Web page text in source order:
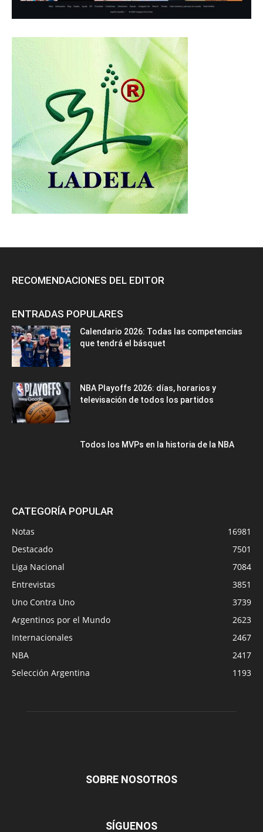
RECOMENDACIONES DEL EDITOR
ENTRADAS POPULARES
Calendario 2026: Todas las competencias
que tendrá el básquet
NBA Playoffs 2026: días, horarios y
televisación de todos los partidos
Todos los MVPs en la historia de la NBA
CATEGORÍA POPULAR
Notas
16981
Destacado
7501
Liga Nacional
7084
Entrevistas
3851
Uno Contra Uno
3739
Argentinos por el Mundo
2623
Internacionales
2467
NBA
2417
Selección Argentina
1193
SOBRE NOSOTROS
SÍGUENOS